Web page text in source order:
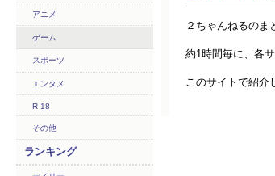
アニメ
ゲーム
スポーツ
エンタメ
R-18
その他
ランキング
２ちゃんねるのま
約1時間毎に、各
このサイトで紹介